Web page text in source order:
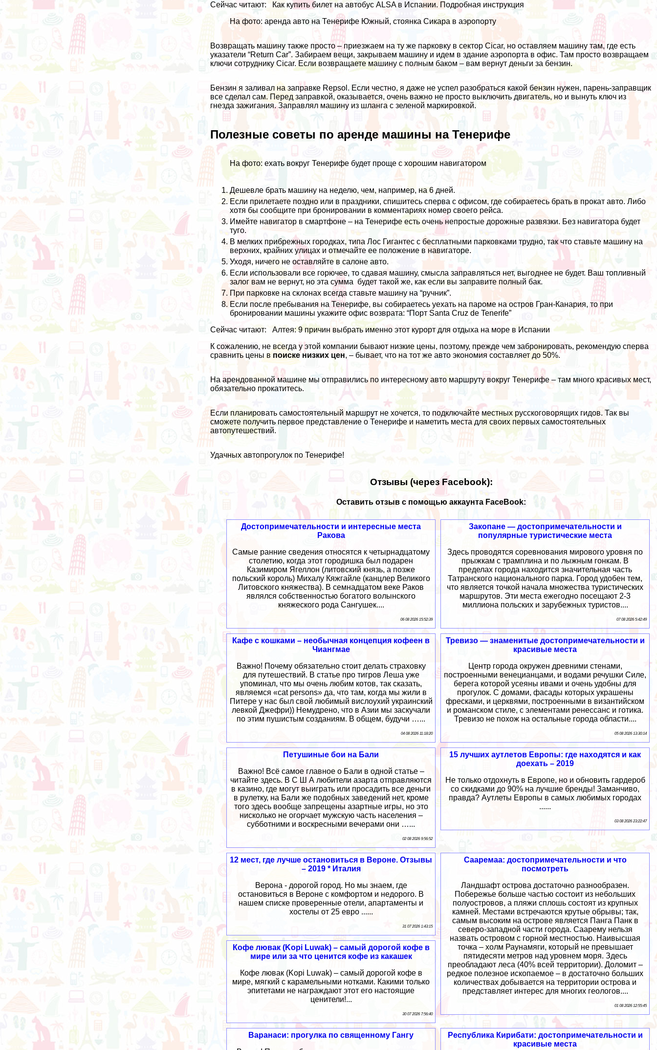
Сейчас читают:
Как купить билет на автобус ALSA в Испании. Подробная инструкция
На фото: аренда авто на Тенерифе Южный, стоянка Сикара в аэропорту
Возвращать машину также просто – приезжаем на ту же парковку в сектор Cicar, но оставляем машину там, где есть
указатели “Return Car”. Забираем вещи, закрываем машину и идем в здание аэропорта в офис. Там просто возвращаем
ключи сотруднику Cicar. Если возвращаете машину с полным баком – вам вернут деньги за бензин.
Бензин я заливал на заправке Repsol. Если честно, я даже не успел разобраться какой бензин нужен, парень-заправщик
все сделал сам. Перед заправкой, оказывается, очень важно не просто выключить двигатель, но и вынуть ключ из
гнезда зажигания. Заправлял машину из шланга с зеленой маркировкой.
Полезные советы по аренде машины на Тенерифе
На фото: ехать вокруг Тенерифе будет проще с хорошим навигатором
Дешевле брать машину на неделю, чем, например, на 6 дней.
Если прилетаете поздно или в праздники, спишитесь сперва с офисом, где собираетесь брать в прокат авто. Либо
хотя бы сообщите при бронировании в комментариях номер своего рейса.
Имейте навигатор в смартфоне – на Тенерифе есть очень непростые дорожные развязки. Без навигатора будет
туго.
В мелких прибрежных городках, типа Лос Гигантес с бесплатными парковками трудно, так что ставьте машину на
верхних, крайних улицах и отмечайте ее положение в навигаторе.
Уходя, ничего не оставляйте в салоне авто.
Если использовали все горючее, то сдавая машину, смысла заправляться нет, выгоднее не будет. Ваш топливный
залог вам не вернут, но эта сумма будет такой же, как если вы заправите полный бак.
При парковке на склонах всегда ставьте машину на “ручник”.
Если после пребывания на Тенерифе, вы собираетесьуехать на пароме на остров Гран-Канария, то при
бронировании машины укажите офис возврата: “Порт Santa Cruz de Tenerife”
Сейчас читают:
Алтея: 9 причин выбрать именно этот курорт для отдыха на море в Испании
К сожалению, не всегда у этой компании бывают низкие цены, поэтому, прежде чем забронировать, рекомендую сперва
сравнить цены впоиске низких цен, – бывает, что на тот же авто экономия составляет до 50%.
На арендованной машине мы отправились по интересномуавто маршруту вокруг Тенерифе – там много красивых мест,
обязательно прокатитесь.
Если планировать самостоятельный маршрут не хочется, то подключайте местных русскоговорящих гидов. Так вы
сможете получить первое представление о Тенерифе и наметить места для своих первых самостоятельных
автопутешествий.
Удачных автопрогулок по Тенерифе!
Отзывы (через Facebook):
Оставить отзыв с помощью аккаунта FaceBook:
Закопане — достопримечательности и
популярные туристические места
Здесь проводятся соревнования мирового уровня по
прыжкам с трамплина и по лыжным гонкам. В
пределах города находится значительная часть
Татранского национального парка. Город удобен тем,
что является точкой начала множества туристических
маршрутов. Эти места ежегодно посещают 2-3
миллиона польских и зарубежных туристов....
07 08 2026 5:42:49
Достопримечательности и интересные места
Ракова
Самые ранние сведения относятся к четырнадцатому
столетию, когда этот городишка был подарен
Казимиром Ягеллон (литовский князь, а позже
польский король) Михалу Кяжгайле (канцлер Великого
Литовского княжества). В семнадцатом веке Раков
являлся собственностью богатого волынского
княжеского рода Сангушек....
06 08 2026 15:52:39
Тревизо — знаменитые достопримечательности и
красивые места
Центр города окружен древними стенами,
построенными венецианцами, и водами речушки Силе,
берега которой усеяны ивами и очень удобны для
прогулок. С домами, фасады которых украшены
фресками, и церквями, построенными в византийском
и романском стиле, с элементами ренессанс и готика.
Тревизо не похож на остальные города области....
05 08 2026 13:30:14
Кафе с кошками – необычная концепция кофеен в
Чиангмае
Важно! Почему обязательно стоит делать страховку
для путешествий. В статье про тигров Леша уже
упоминал, что мы очень любим котов, так сказать,
являемся «cat persons» да, что там, когда мы жили в
Питере у нас был свой любимый вислоухий украинский
левкой Джефри)) Немудрено, что в Азии мы заскучали
по этим пушистым созданиям. В общем, будучи …...
04 08 2026 11:18:20
15 лучших аутлетов Европы: где находятся и как
доехать – 2019
Не только отдохнуть в Европе, но и обновить гардероб
со скидками до 90% на лучшие бренды! Заманчиво,
правда? Аутлеты Европы в самых любимых городах
......
03 08 2026 23:22:47
Петушиные бои на Бали
Важно! Всё самое главное о Бали в одной статье –
читайте здесь. В С Ш А любители азарта отправляются
в казино, где могут выиграть или просадить все деньги
в рулетку, на Бали же подобных заведений нет, кроме
того здесь вообще запрещены азартные игры, но это
нисколько не огорчает мужскую часть населения –
субботними и воскресными вечерами они …...
02 08 2026 9:56:52
Сааремаа: достопримечательности и что
посмотреть
Ландшафт острова достаточно разнообразен.
Побережье больше частью состоит из небольших
полуостровов, а пляжи сплошь состоят из крупных
камней. Местами встречаются крутые обрывы; так,
самым высоким на острове является Панга Панк в
северо-западной части города. Саарему нельзя
назвать островом с горной местностью. Наивысшая
точка – холм Раунамяги, который не превышает
пятидесяти метров над уровнем моря. Здесь
преобладают леса (40% всей территории). Доломит –
редкое полезное ископаемое – в достаточно больших
количествах добывается на территории острова и
представляет интерес для многих геологов....
01 08 2026 12:55:45
12 мест, где лучше остановиться в Вероне. Отзывы
– 2019 * Италия
Верона - дорогой город. Но мы знаем, где
остановиться в Вероне с комфортом и недорого. В
нашем списке проверенные отели, апартаменты и
хостелы от 25 евро ......
31 07 2026 1:43:15
Кофе лювак (Kopi Luwak) – самый дорогой кофе в
мире или за что ценится кофе из какашек
Кофе лювак (Kopi Luwak) – самый дорогой кофе в
мире, мягкий с карамельными нотками. Какими только
эпитетами не награждают этот его настоящие
ценители!...
30 07 2026 7:56:40
Республика Кирибати: достопримечательности и
красивые места
Варанаси: прогулка по священному Гангу